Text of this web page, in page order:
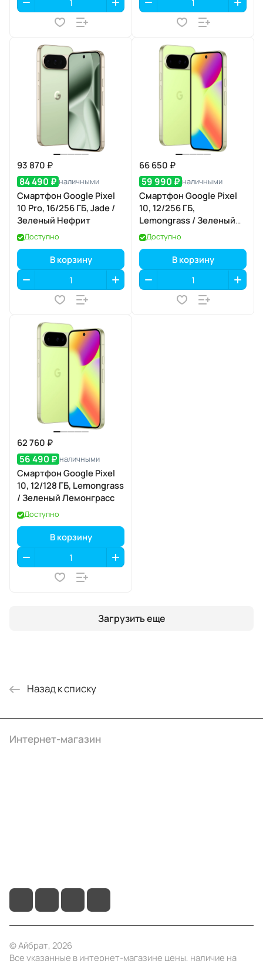
93 870 ₽
84 490 ₽ наличными
Смартфон Google Pixel
10 Pro, 16/256 ГБ, Jade /
Зеленый Нефрит
Доступно
В корзину
66 650 ₽
59 990 ₽ наличными
Смартфон Google Pixel
10, 12/256 ГБ,
Lemongrass / Зеленый
Лемонграсс
Доступно
В корзину
62 760 ₽
56 490 ₽ наличными
Смартфон Google Pixel
10, 12/128 ГБ, Lemongrass
/ Зеленый Лемонграсс
Доступно
В корзину
Загрузить еще
Назад к списку
Интернет-магазин
© Айбрат, 2026
Все указанные в интернет-магазине цены, наличие на